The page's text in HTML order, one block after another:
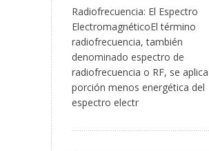
Radiofrecuencia: El Espectro
ElectromagnéticoEl término
radiofrecuencia, también
denominado espectro de
radiofrecuencia o RF, se
porción menos energética del
espectro electr